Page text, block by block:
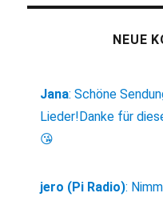
NEUE
Jana:Schöne
Lieder!Danke für
😘
jero (Pi Radio):